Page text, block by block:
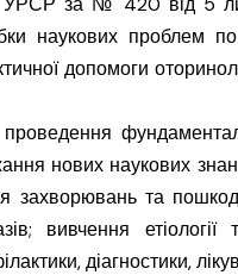
наукових проблем
допомоги
нових наукових
захворювань та
вивчення етіології
діагностики,